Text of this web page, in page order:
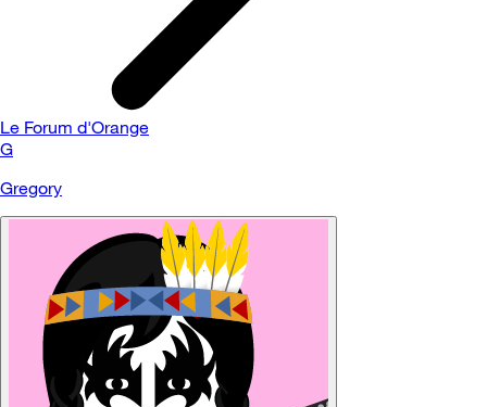
Le Forum d'Orange
G
Gregory